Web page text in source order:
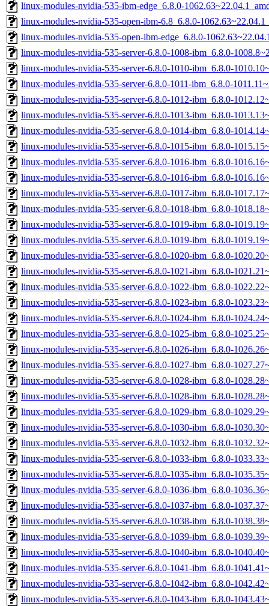
linux-modules-nvidia-535-ibm-edge_6.8.0-
linux-modules-nvidia-535-open-ibm-6.8_6.8.0-
linux-modules-nvidia-535-open-ibm-edge_6.8.0-
linux-modules-nvidia-535-server-6.8.0-1008-ibm_6.8.0-
linux-modules-nvidia-535-server-6.8.0-1010-ibm_6.8.0-
linux-modules-nvidia-535-server-6.8.0-1011-ibm_6.8.0-
linux-modules-nvidia-535-server-6.8.0-1012-ibm_6.8.0-
linux-modules-nvidia-535-server-6.8.0-1013-ibm_6.8.0-
linux-modules-nvidia-535-server-6.8.0-1014-ibm_6.8.0-
linux-modules-nvidia-535-server-6.8.0-1015-ibm_6.8.0-
linux-modules-nvidia-535-server-6.8.0-1016-ibm_6.8.0-
linux-modules-nvidia-535-server-6.8.0-1016-ibm_6.8.0-
linux-modules-nvidia-535-server-6.8.0-1017-ibm_6.8.0-
linux-modules-nvidia-535-server-6.8.0-1018-ibm_6.8.0-
linux-modules-nvidia-535-server-6.8.0-1019-ibm_6.8.0-
linux-modules-nvidia-535-server-6.8.0-1019-ibm_6.8.0-
linux-modules-nvidia-535-server-6.8.0-1020-ibm_6.8.0-
linux-modules-nvidia-535-server-6.8.0-1021-ibm_6.8.0-
linux-modules-nvidia-535-server-6.8.0-1022-ibm_6.8.0-
linux-modules-nvidia-535-server-6.8.0-1023-ibm_6.8.0-
linux-modules-nvidia-535-server-6.8.0-1024-ibm_6.8.0-
linux-modules-nvidia-535-server-6.8.0-1025-ibm_6.8.0-
linux-modules-nvidia-535-server-6.8.0-1026-ibm_6.8.0-
linux-modules-nvidia-535-server-6.8.0-1027-ibm_6.8.0-
linux-modules-nvidia-535-server-6.8.0-1028-ibm_6.8.0-
linux-modules-nvidia-535-server-6.8.0-1028-ibm_6.8.0-
linux-modules-nvidia-535-server-6.8.0-1029-ibm_6.8.0-
linux-modules-nvidia-535-server-6.8.0-1030-ibm_6.8.0-
linux-modules-nvidia-535-server-6.8.0-1032-ibm_6.8.0-
linux-modules-nvidia-535-server-6.8.0-1033-ibm_6.8.0-
linux-modules-nvidia-535-server-6.8.0-1035-ibm_6.8.0-
linux-modules-nvidia-535-server-6.8.0-1036-ibm_6.8.0-
linux-modules-nvidia-535-server-6.8.0-1037-ibm_6.8.0-
linux-modules-nvidia-535-server-6.8.0-1038-ibm_6.8.0-
linux-modules-nvidia-535-server-6.8.0-1039-ibm_6.8.0-
linux-modules-nvidia-535-server-6.8.0-1040-ibm_6.8.0-
linux-modules-nvidia-535-server-6.8.0-1041-ibm_6.8.0-
linux-modules-nvidia-535-server-6.8.0-1042-ibm_6.8.0-
linux-modules-nvidia-535-server-6.8.0-1043-ibm_6.8.0-